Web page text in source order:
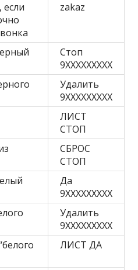
если
zakaz
Стоп
9XXXXXXXXX
Удалить
9XXXXXXXXX
ЛИСТ
СТОП
СБРОС
СТОП
Да
9XXXXXXXXX
Удалить
9XXXXXXXXX
ЛИСТ ДА